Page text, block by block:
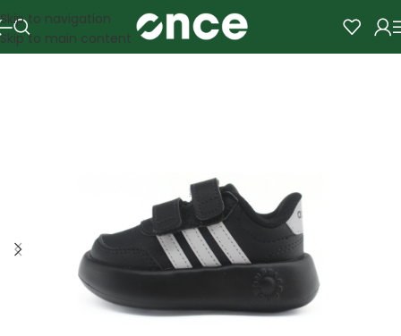
Skip to navigation
Skip to main content